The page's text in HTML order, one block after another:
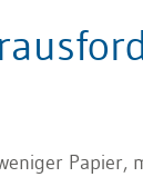
Papier,